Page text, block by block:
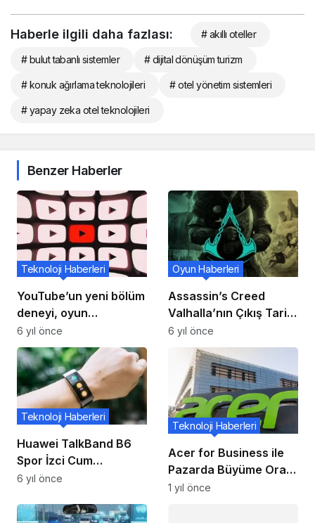
Haberle ilgili daha fazlası: # akıllı oteller
# bulut tabanlı sistemler # dijital dönüşüm turizm
# konuk ağırlama teknolojileri # otel yönetim sistemleri
# yapay zeka otel teknolojileri
Benzer Haberler
YouTube’un yeni bölüm
deneyi, oyun
müziklerini dinlemeyi
daha da iyi hale
getiriyor
Teknoloji Haberleri
6 yıl önce
Assassin’s Creed
Valhalla’nın Çıkış Tarihi
Reddit’ten Sızdırıldı
Oyun Haberleri
6 yıl önce
Huawei TalkBand B6
Spor İzci Cum
Bluetooth Kulaklık
Çin’de Başlattı
Teknoloji Haberleri
6 yıl önce
Acer for Business ile
Pazarda Büyüme Oranı
Yüzde 15
Teknoloji Haberleri
1 yıl önce